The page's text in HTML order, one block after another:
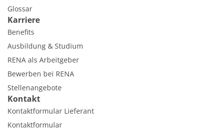
Glossar
Karriere
Benefits
Ausbildung & Studium
RENA als Arbeitgeber
Bewerben bei RENA
Stellenangebote
Kontakt
Kontaktformular Lieferant
Kontaktformular